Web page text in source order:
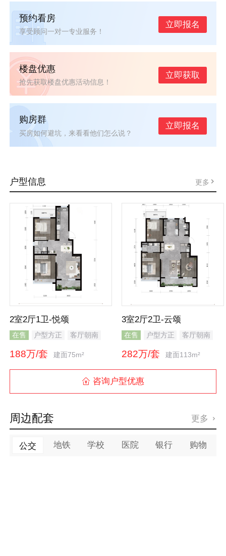
预约看房
享受顾问一对一专业服务！
立即报名
楼盘优惠
抢先获取楼盘优惠活动信息！
立即获取
购房群
买房如何避坑，来看看他们怎么说？
立即报名
户型信息 更多
2室2厅1卫-悦颂
在售 户型方正 客厅朝南
188万/套 建面75m²
3室2厅2卫-云颂
在售 户型方正 客厅朝南
282万/套 建面113m²
 咨询户型优惠
周边配套 更多 
公交 地铁 学校 医院 银行 购物